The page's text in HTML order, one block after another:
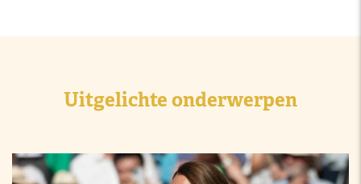
Uitgelichte onderwerpen